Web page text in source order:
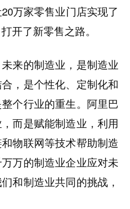
万家零售业门店实现了
开了新零售之路。
来的制造业，是制造业
，是个性化、定制化和
个行业的重生。阿里巴
而是赋能制造业，利用
物联网等技术帮助制造
万的制造业企业应对未
和制造业共同的挑战，